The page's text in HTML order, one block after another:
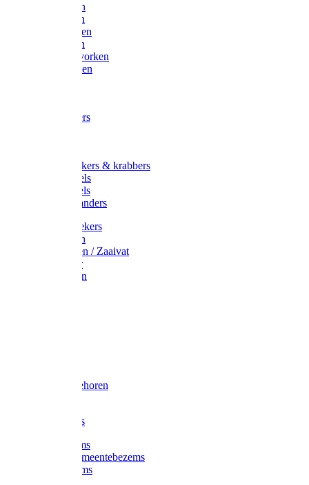
Hooivorken
Mestvorken
Bietenvorken
Maisvorken
Aardappelvorken
Vijgenvorken
Tuinkrabbers
Onkruidstekers & krabbers
Hartschoffels
Ruitschoffels
Onkruidbranders
Graskantstekers
Verticuteren
Strooiwagen / Zaaivat
Grasmaaier
Grasscharen
Slede toebehoren
Composters
Straatbezems
Stads- / Gemeentebezems
Terrasbezems